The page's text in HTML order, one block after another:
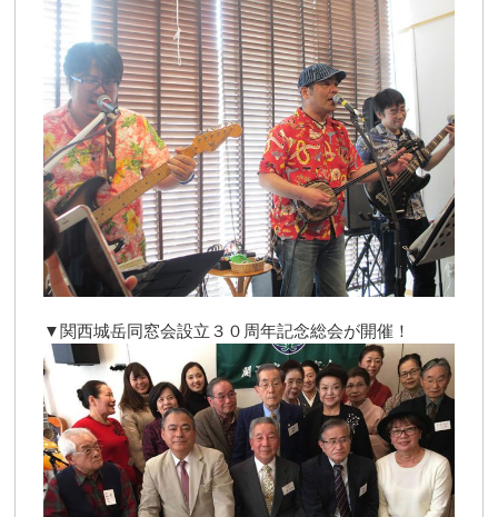
▼関西城岳同窓会設立３０周年記念総会が開催！